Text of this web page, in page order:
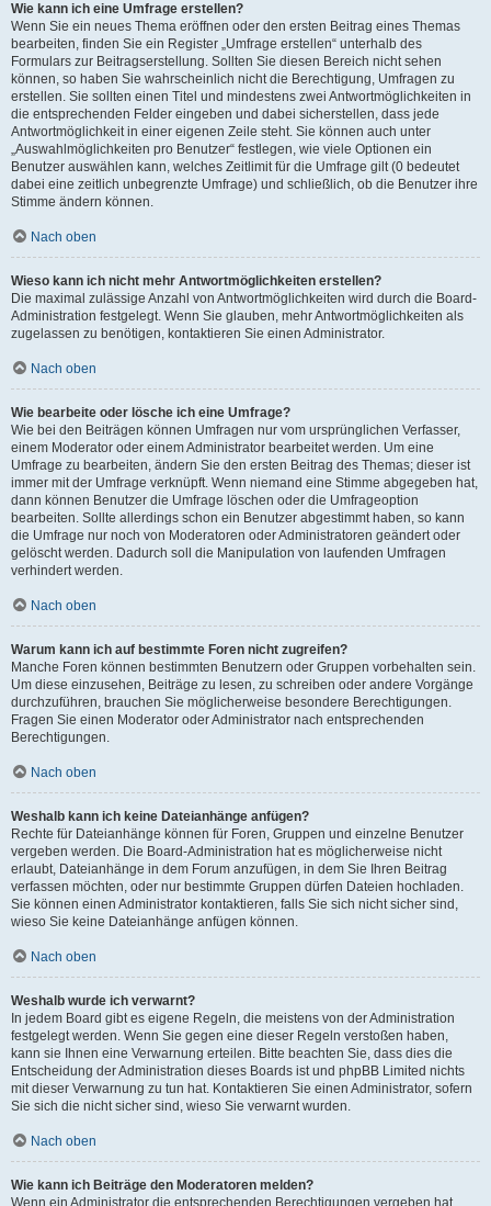
Wie kann ich eine Umfrage erstellen?
Wenn Sie ein neues Thema eröffnen oder den ersten Beitrag eines Themas
bearbeiten, finden Sie ein Register „Umfrage erstellen“ unterhalb des
Formulars zur Beitragserstellung. Sollten Sie diesen Bereich nicht sehen
können, so haben Sie wahrscheinlich nicht die Berechtigung, Umfragen zu
erstellen. Sie sollten einen Titel und mindestens zwei Antwortmöglichkeiten in
die entsprechenden Felder eingeben und dabei sicherstellen, dass jede
Antwortmöglichkeit in einer eigenen Zeile steht. Sie können auch unter
„Auswahlmöglichkeiten pro Benutzer“ festlegen, wie viele Optionen ein
Benutzer auswählen kann, welches Zeitlimit für die Umfrage gilt (0 bedeutet
dabei eine zeitlich unbegrenzte Umfrage) und schließlich, ob die Benutzer ihre
Stimme ändern können.
Nach oben
Wieso kann ich nicht mehr Antwortmöglichkeiten erstellen?
Die maximal zulässige Anzahl von Antwortmöglichkeiten wird durch die Board-
Administration festgelegt. Wenn Sie glauben, mehr Antwortmöglichkeiten als
zugelassen zu benötigen, kontaktieren Sie einen Administrator.
Nach oben
Wie bearbeite oder lösche ich eine Umfrage?
Wie bei den Beiträgen können Umfragen nur vom ursprünglichen Verfasser,
einem Moderator oder einem Administrator bearbeitet werden. Um eine
Umfrage zu bearbeiten, ändern Sie den ersten Beitrag des Themas; dieser ist
immer mit der Umfrage verknüpft. Wenn niemand eine Stimme abgegeben hat,
dann können Benutzer die Umfrage löschen oder die Umfrageoption
bearbeiten. Sollte allerdings schon ein Benutzer abgestimmt haben, so kann
die Umfrage nur noch von Moderatoren oder Administratoren geändert oder
gelöscht werden. Dadurch soll die Manipulation von laufenden Umfragen
verhindert werden.
Nach oben
Warum kann ich auf bestimmte Foren nicht zugreifen?
Manche Foren können bestimmten Benutzern oder Gruppen vorbehalten sein.
Um diese einzusehen, Beiträge zu lesen, zu schreiben oder andere Vorgänge
durchzuführen, brauchen Sie möglicherweise besondere Berechtigungen.
Fragen Sie einen Moderator oder Administrator nach entsprechenden
Berechtigungen.
Nach oben
Weshalb kann ich keine Dateianhänge anfügen?
Rechte für Dateianhänge können für Foren, Gruppen und einzelne Benutzer
vergeben werden. Die Board-Administration hat es möglicherweise nicht
erlaubt, Dateianhänge in dem Forum anzufügen, in dem Sie Ihren Beitrag
verfassen möchten, oder nur bestimmte Gruppen dürfen Dateien hochladen.
Sie können einen Administrator kontaktieren, falls Sie sich nicht sicher sind,
wieso Sie keine Dateianhänge anfügen können.
Nach oben
Weshalb wurde ich verwarnt?
In jedem Board gibt es eigene Regeln, die meistens von der Administration
festgelegt werden. Wenn Sie gegen eine dieser Regeln verstoßen haben,
kann sie Ihnen eine Verwarnung erteilen. Bitte beachten Sie, dass dies die
Entscheidung der Administration dieses Boards ist und phpBB Limited nichts
mit dieser Verwarnung zu tun hat. Kontaktieren Sie einen Administrator, sofern
Sie sich die nicht sicher sind, wieso Sie verwarnt wurden.
Nach oben
Wie kann ich Beiträge den Moderatoren melden?
Wenn ein Administrator die entsprechenden Berechtigungen vergeben hat,